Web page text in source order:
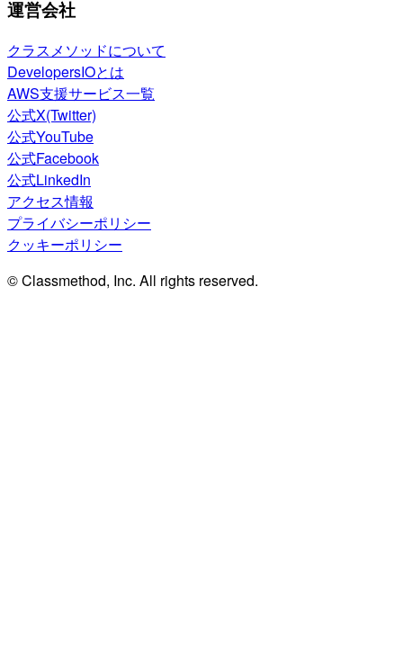
運営会社
クラスメソッドについて
DevelopersIOとは
AWS支援サービス一覧
公式X(Twitter)
公式YouTube
公式Facebook
公式LinkedIn
アクセス情報
プライバシーポリシー
クッキーポリシー
© Classmethod, Inc. All rights reserved.